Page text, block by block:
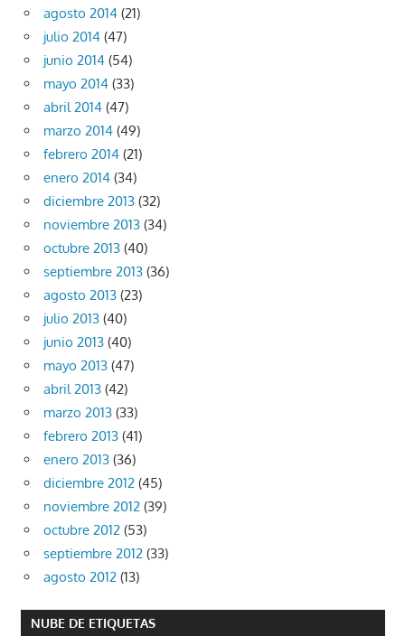
agosto 2014 (21)
julio 2014 (47)
junio 2014 (54)
mayo 2014 (33)
abril 2014 (47)
marzo 2014 (49)
febrero 2014 (21)
enero 2014 (34)
diciembre 2013 (32)
noviembre 2013 (34)
octubre 2013 (40)
septiembre 2013 (36)
agosto 2013 (23)
julio 2013 (40)
junio 2013 (40)
mayo 2013 (47)
abril 2013 (42)
marzo 2013 (33)
febrero 2013 (41)
enero 2013 (36)
diciembre 2012 (45)
noviembre 2012 (39)
octubre 2012 (53)
septiembre 2012 (33)
agosto 2012 (13)
NUBE DE ETIQUETAS